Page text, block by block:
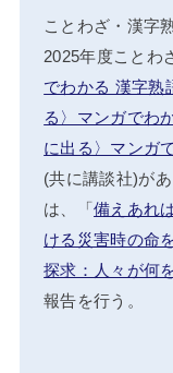
ことわざ・漢字
2025年度ことわ
でわかる 漢字熟
る〉マンガでわ
に出る〉マンガ
(共に講談社)が
は、「備えあれ
ける災害時の命
探求：人々が何
報告を行う。